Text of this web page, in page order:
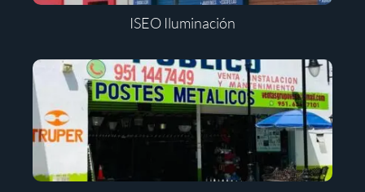
ISEO Iluminación